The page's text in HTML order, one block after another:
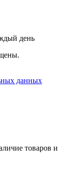
день
данных
товаров и